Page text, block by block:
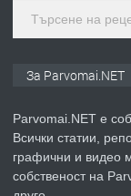
ПРЕДЛАГА
За Parvomai.NET
Parvomai.NET е
Всички статии,
графични и видео
собственост на